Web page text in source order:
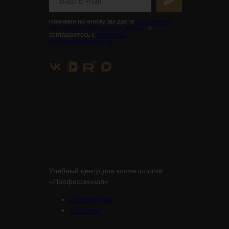
Нажимая на кнопку, вы даете согласие на
обработку персональных данных и
соглашаетесь с политикой
конфиденциальности
Учебный центр для косметологов
«Профессионал»
в Волгограде
в Москве